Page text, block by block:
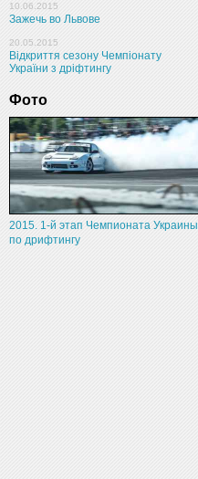
10.06.2015
Зажечь во Львове
20.05.2015
Відкриття сезону Чемпіонату
України з дріфтингу
Фото
2015. 1-й этап Чемпионата Украины
по дрифтингу